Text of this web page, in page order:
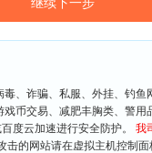
、诈骗、私服、外挂、钓
币交易、减肥丰胸类、警
度云加速进行安全防护。 我
的网站请在虚拟主机控制